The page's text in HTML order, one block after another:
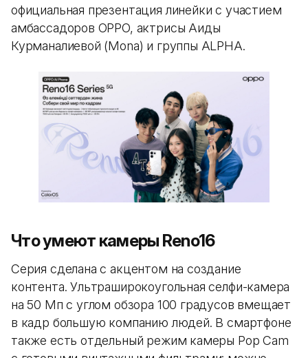
официальная презентация линейки с участием
амбассадоров OPPO, актрисы Аиды
Курманалиевой (Mona) и группы ALPHA.
Что умеют камеры Reno16
Серия сделана с акцентом на создание
контента. Ультраширокоугольная селфи-камера
на 50 Мп с углом обзора 100 градусов вмещает
в кадр большую компанию людей. В смартфоне
также есть отдельный режим камеры Pop Cam